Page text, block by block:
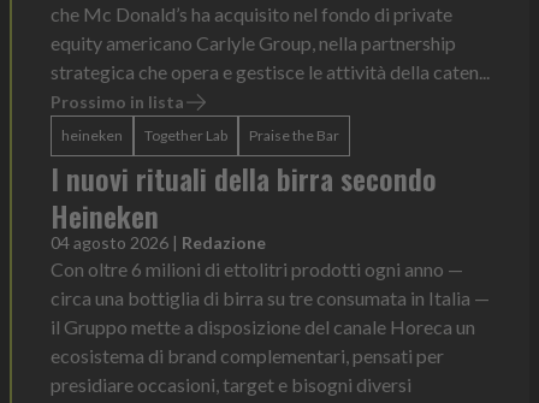
che Mc Donald’s ha acquisito nel fondo di private
equity americano Carlyle Group, nella partnership
strategica che opera e gestisce le attività della caten...
Prossimo in lista
heineken Together Lab Praise the Bar
I nuovi rituali della birra secondo
Heineken
04 agosto 2026 | Redazione
Con oltre 6 milioni di ettolitri prodotti ogni anno —
circa una bottiglia di birra su tre consumata in Italia —
il Gruppo mette a disposizione del canale Horeca un
ecosistema di brand complementari, pensati per
presidiare occasioni, target e bisogni diversi